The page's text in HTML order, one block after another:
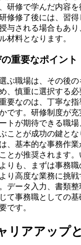
研修で学んだ内容
修修了後には、習
与される場合もあ
材料となります。
重要なポイント
ぶ職場は、その後
、慎重に選択する
要なのは、丁寧な
です。研修制度が
トが期待できる職場
ことが成功の鍵とな
、基本的な事務作
とが推奨されます
りも、まずは事務
り高度な業務に挑
データ入力、書類整
て事務職としての
です。
リアアップ